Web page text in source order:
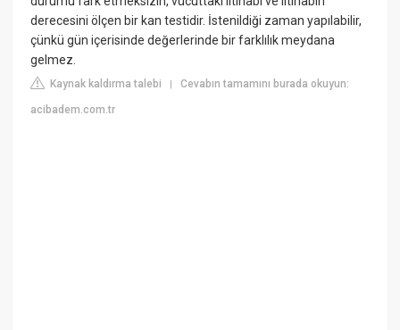
derecesini ölçen bir kan testidir. İstenildiği zaman yapılabilir,
çünkü gün içerisinde değerlerinde bir farklılık meydana
gelmez.
Kaynak kaldırma talebi |Cevabın tamamını burada okuyun:
acibadem.com.tr